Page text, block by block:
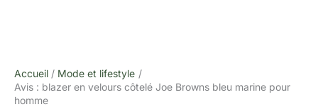
Accueil
Mode et lifestyle
Avis : blazer en velours côtelé Joe Browns bleu marine pour
homme